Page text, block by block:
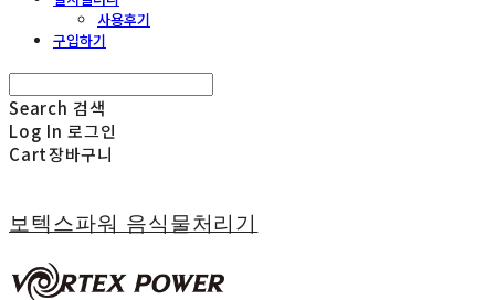
사용후기
구입하기
Search 검색
Log In 로그인
Cart장바구니
보텍스파워 음식물처리기